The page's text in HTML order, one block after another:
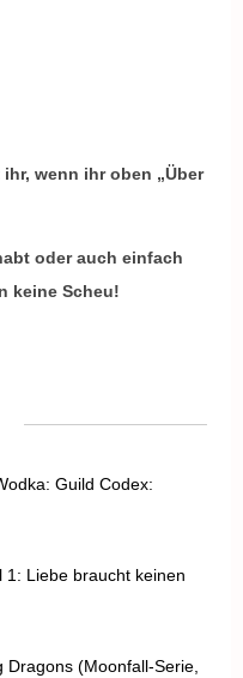
wenn ihr oben „Über
oder auch einfach
keine Scheu!
Guild Codex:
1: Liebe braucht keinen
(Moonfall-Serie,